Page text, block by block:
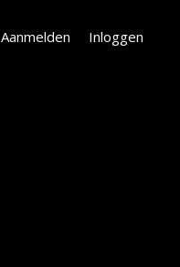
Aanmelden Inloggen